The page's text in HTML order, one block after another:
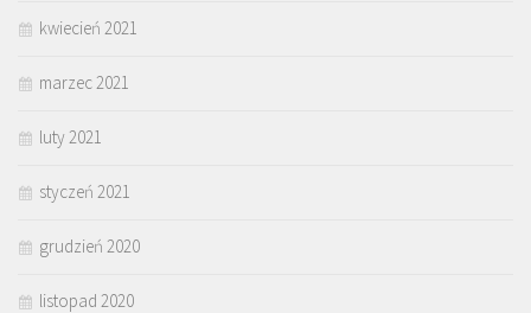
kwiecień 2021
marzec 2021
luty 2021
styczeń 2021
grudzień 2020
listopad 2020